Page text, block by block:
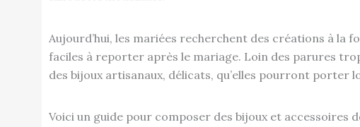
Aujourd’hui, les mariées recherchent des créations à la
faciles à reporter après le mariage. Loin des parures
des bijoux artisanaux, délicats, qu’elles pourront porter
Voici un guide pour composer des bijoux et accessoires